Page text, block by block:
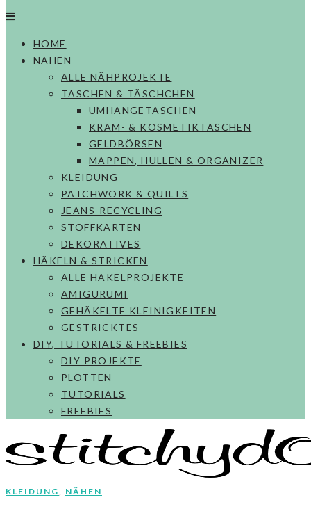
HOME
NÄHEN
ALLE NÄHPROJEKTE
TASCHEN & TÄSCHCHEN
UMHÄNGETASCHEN
KRAM- & KOSMETIKTASCHEN
GELDBÖRSEN
MAPPEN, HÜLLEN & ORGANIZER
KLEIDUNG
PATCHWORK & QUILTS
JEANS-RECYCLING
STOFFKARTEN
DEKORATIVES
HÄKELN & STRICKEN
ALLE HÄKELPROJEKTE
AMIGURUMI
GEHÄKELTE KLEINIGKEITEN
GESTRICKTES
DIY, TUTORIALS & FREEBIES
DIY PROJEKTE
PLOTTEN
TUTORIALS
FREEBIES
KLEIDUNG, NÄHEN